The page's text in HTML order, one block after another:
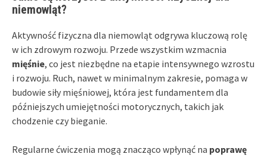
niemowląt?
Aktywność fizyczna dla niemowląt odgrywa kluczową rolę
w ich zdrowym rozwoju. Przede wszystkim wzmacnia
mięśnie, co jest niezbędne na etapie intensywnego wzrostu
i rozwoju. Ruch, nawet w minimalnym zakresie, pomaga w
budowie siły mięśniowej, która jest fundamentem dla
późniejszych umiejętności motorycznych, takich jak
chodzenie czy bieganie.
Regularne ćwiczenia mogą znacząco wpłynąć na poprawę